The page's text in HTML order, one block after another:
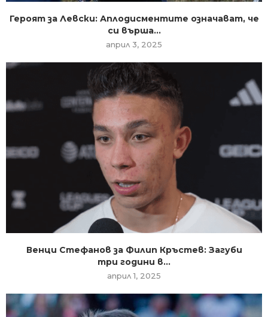
Героят за Левски: Аплодисментите означават, че
си върша...
април 3, 2025
Венци Стефанов за Филип Кръстев: Загуби
три години в...
април 1, 2025